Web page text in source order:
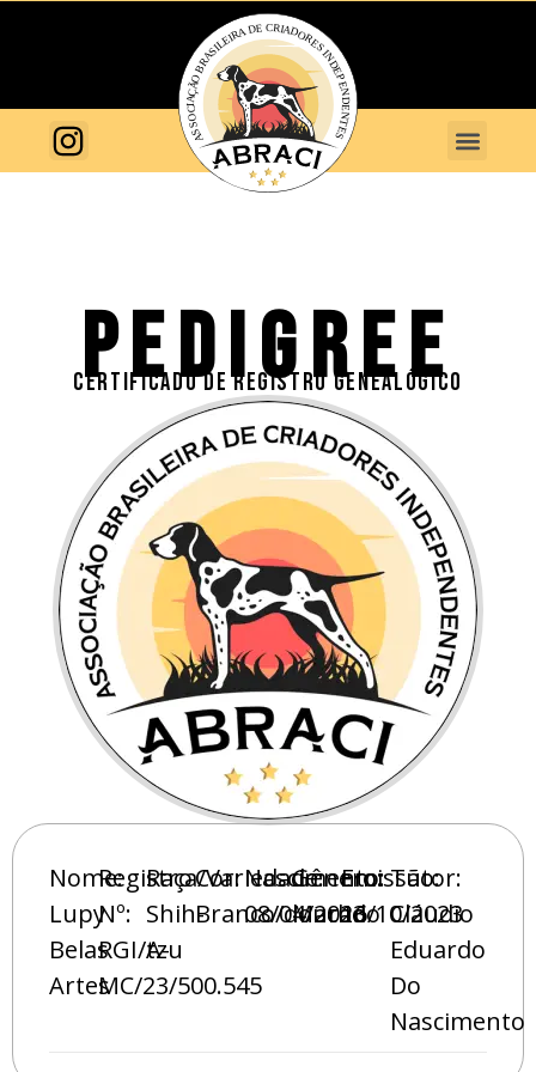
PEDIGREE
CERTIFICADO DE REGISTRO GENEALÓGICO
Nome:
Lupy
Belas
Artes
Registro
Nº:
RGI/A-
MC/23/500.545
Raça/Variedade:
Shih-
tzu
Cor:
Branco/dourado
Nascimento:
08/04/2023
Gênero:
Macho
Emissão:
16/10/2023
Tutor:
Cláudio
Eduardo
Do
Nascimento